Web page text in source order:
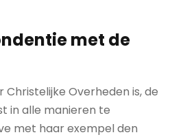
met de
Overheden is, de
in alle manieren te
met haar exempel den